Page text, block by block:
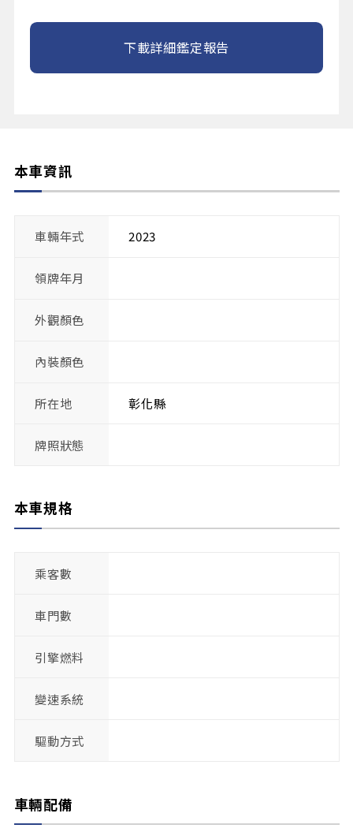
下載詳細鑑定報告
本車資訊
車輛年式 2023
領牌年月
外觀顏色
內裝顏色
所在地 彰化縣
牌照狀態
本車規格
乘客數
車門數
引擎燃料
變速系統
驅動方式
車輛配備